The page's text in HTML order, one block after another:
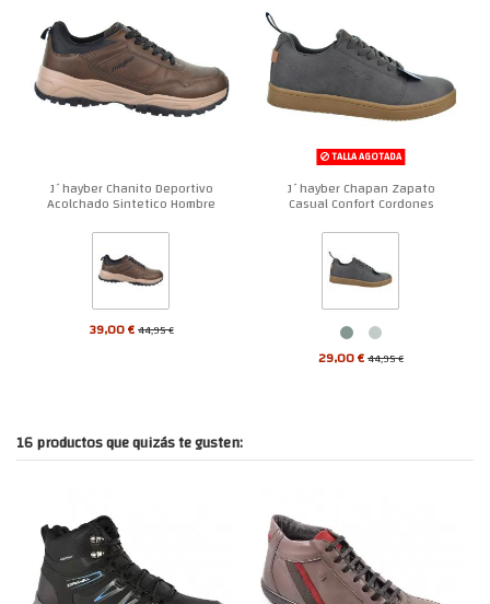
J´hayber Chanito Deportivo
Acolchado Sintetico Hombre
39,00 €44,95 €
TALLA AGOTADA
J´hayber Chapan Zapato
Casual Confort Cordones
29,00 €44,95 €
16 productos que quizás te gusten: